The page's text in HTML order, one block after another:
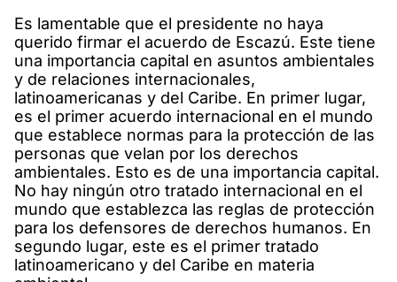
Es lamentable que el presidente no haya
querido firmar el acuerdo de Escazú. Este tiene
una importancia capital en asuntos ambientales
y de relaciones internacionales,
latinoamericanas y del Caribe. En primer lugar,
es el primer acuerdo internacional en el mundo
que establece normas para la protección de las
personas que velan por los derechos
ambientales. Esto es de una importancia capital.
No hay ningún otro tratado internacional en el
mundo que establezca las reglas de protección
para los defensores de derechos humanos. En
segundo lugar, este es el primer tratado
latinoamericano y del Caribe en materia